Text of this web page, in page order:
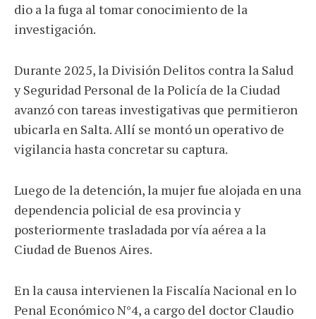
dio a la fuga al tomar conocimiento de la
investigación.
Durante 2025, la División Delitos contra la Salud
y Seguridad Personal de la Policía de la Ciudad
avanzó con tareas investigativas que permitieron
ubicarla en Salta. Allí se montó un operativo de
vigilancia hasta concretar su captura.
Luego de la detención, la mujer fue alojada en una
dependencia policial de esa provincia y
posteriormente trasladada por vía aérea a la
Ciudad de Buenos Aires.
En la causa intervienen la Fiscalía Nacional en lo
Penal Económico N°4, a cargo del doctor Claudio